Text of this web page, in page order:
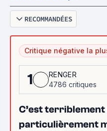
RECOMMANDÉES
Critique négative la
1
RENGER
4786 critiques
C’est
particulièrement